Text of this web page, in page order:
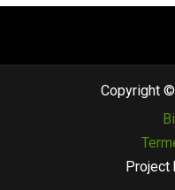
Copyright
Project